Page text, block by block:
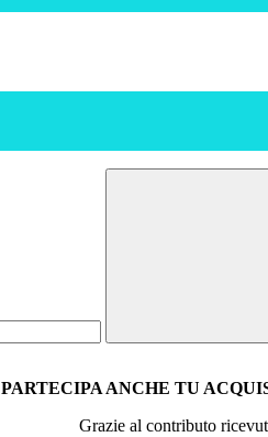
PARTECIPA ANCHE TU
Grazie al contributo